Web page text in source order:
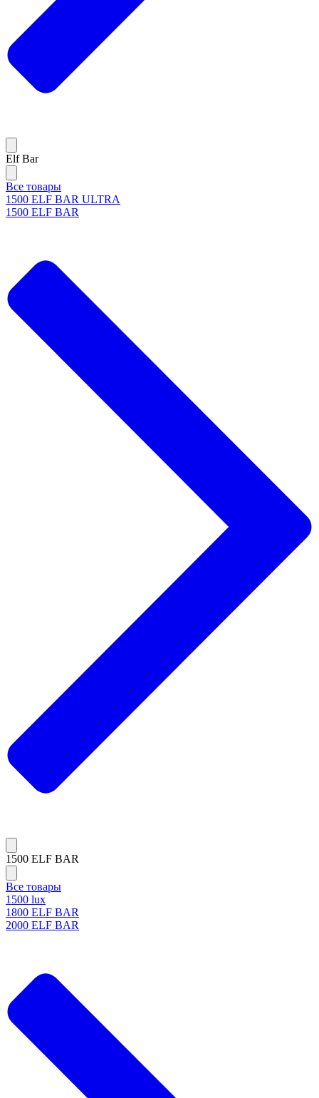
Elf Bar
Все товары
1500 ELF BAR ULTRA
1500 ELF BAR
1500 ELF BAR
Все товары
1500 lux
1800 ELF BAR
2000 ELF BAR